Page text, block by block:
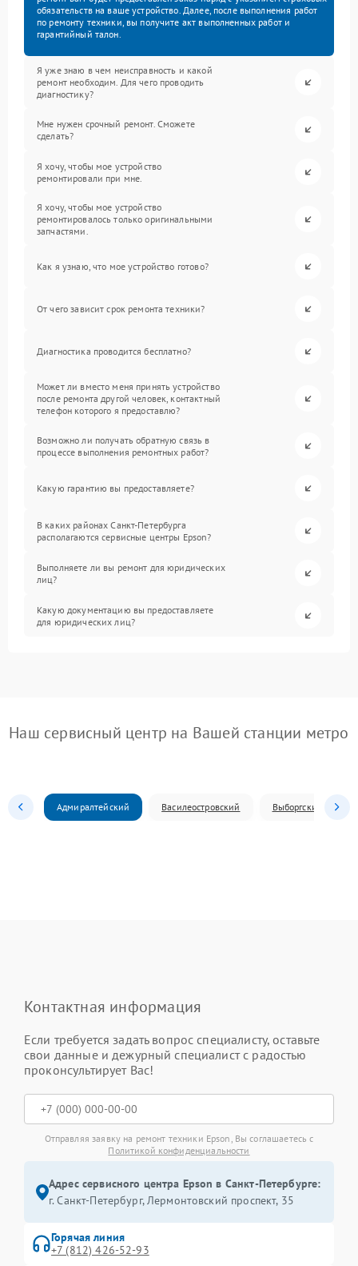
обязательств на ваше устройство. Далее, после выполнения работ
по ремонту техники, вы получите акт выполненных работ и
гарантийный талон.
Я уже знаю в чем неисправность и какой
ремонт необходим. Для чего проводить
диагностику?
Мне нужен срочный ремонт. Сможете
сделать?
Я хочу, чтобы мое устройство
ремонтировали при мне.
Я хочу, чтобы мое устройство
ремонтировалось только оригинальными
запчастями.
Как я узнаю, что мое устройство готово?
От чего зависит срок ремонта техники?
Диагностика проводится бесплатно?
Может ли вместо меня принять устройство
после ремонта другой человек, контактный
телефон которого я предоставлю?
Возможно ли получать обратную связь в
процессе выполнения ремонтных работ?
Какую гарантию вы предоставляете?
В каких районах Санкт-Петербурга
располагаются сервисные центры Epson?
Выполняете ли вы ремонт для юридических
лиц?
Какую документацию вы предоставляете
для юридических лиц?
Наш сервисный центр на Вашей станции метро
Адмиралтейский Василеостровский Выборгский
Контактная информация
Если требуется задать вопрос специалисту, оставьте
свои данные и дежурный специалист с радостью
проконсультирует Вас!
Отправляя заявку на ремонт техники Epson, Вы соглашаетесь с
Политикой конфиденциальности
Адрес сервисного центра Epson в Санкт-Петербурге:
г. Санкт-Петербург, Лермонтовский проспект, 35
Горячая линия
+7 (812) 426-52-93